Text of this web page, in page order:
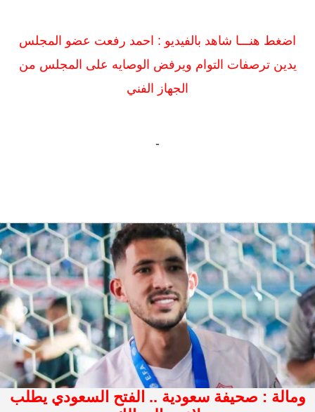
اضغط هنـــا شاهد بالفيديو : احمد رفعت عضو المجلس
يدين ترصفات التوام ويرفض الوصايه على المجلس من
الجهاز الفني
-
ومالة : صحيفة سعودية .. الفتح السعودي يطلب